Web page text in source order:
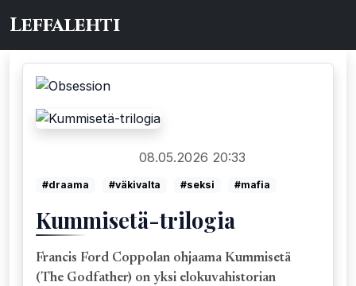
Leffalehti
08.05.2026 20:33
#draama #väkivalta #seksi #mafia
Kummisetä-trilogia
Francis Ford Coppolan ohjaama Kummisetä
(The Godfather) on yksi elokuvahistorian